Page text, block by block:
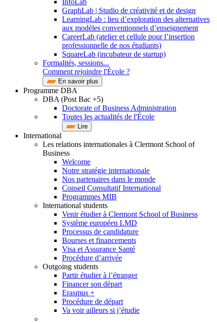
InfoLab
GraphLab | Studio de créativité et de design
LearningLab : lieu d’exploration des alternatives
aux modèles conventionnels d’enseignement
CareerLab (atelier et cellule pour l’insertion
professionnelle de nos étudiants)
SquareLab (incubateur de startup)
Formalités, sessions...
Comment rejoindre l'École ?
En savoir plus
Programme DBA
DBA (Post Bac +5)
Doctorate of Business Administration
Toutes les actualités de l'École
Lire
International
Les relations internationales à Clermont School of
Business
Welcome
Notre stratégie internationale
Nos partenaires dans le monde
Conseil Consultatif International
Programmes MIB
International students
Venir étudier à Clermont School of Business
Système européen LMD
Processus de candidature
Bourses et financements
Visa et Assurance Santé
Procédure d’arrivée
Outgoing students
Partir étudier à l’étranger
Financer son départ
Erasmus +
Procédure de départ
Va voir ailleurs si j’étudie